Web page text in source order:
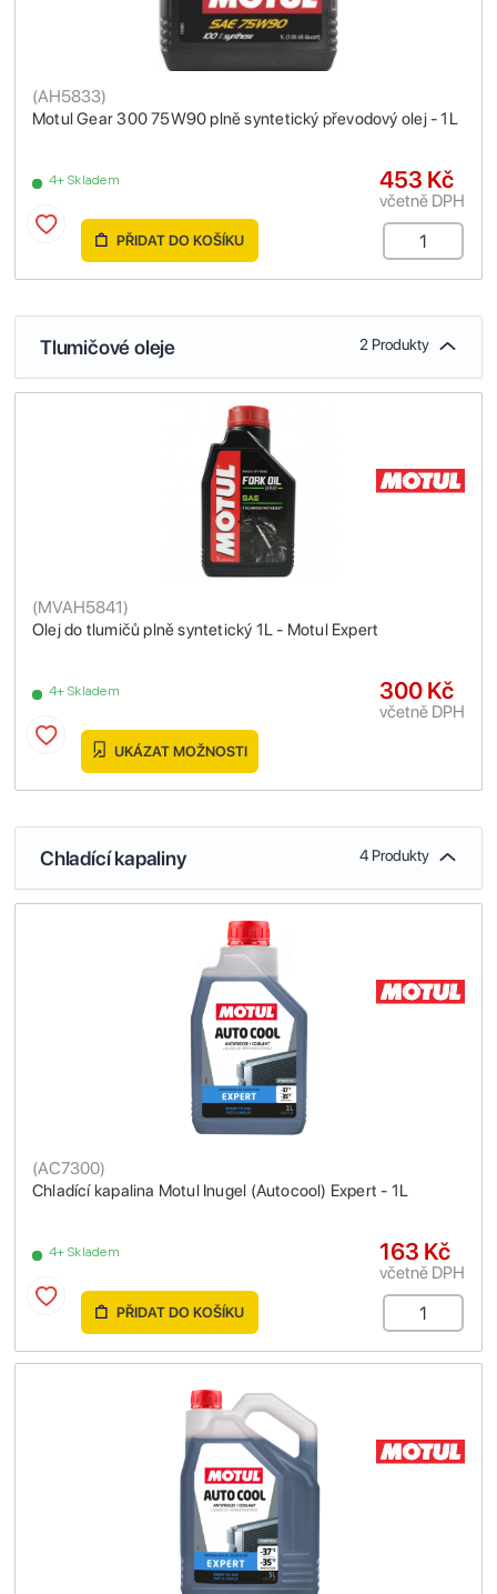
Motul Gear 300 75W90 plně syntetický převodový olej - 1L
(AH5833)
4+ Skladem 453 Kč
včetně DPH
PŘIDAT DO KOŠÍKU
Tlumičové oleje 2 Produkty
Olej do tlumičů plně syntetický 1L - Motul Expert
(MVAH5841)
4+ Skladem 300 Kč
včetně DPH
UKÁZAT MOŽNOSTI
Chladící kapaliny 4 Produkty
Chladící kapalina Motul Inugel (Autocool) Expert - 1L
(AC7300)
4+ Skladem 163 Kč
včetně DPH
PŘIDAT DO KOŠÍKU